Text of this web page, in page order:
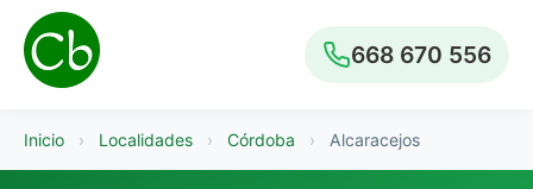
668 670 556
Inicio › Localidades › Córdoba › Alcaracejos